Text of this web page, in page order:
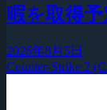
暇を取得
2026年8月5日
Counter-Strike 2